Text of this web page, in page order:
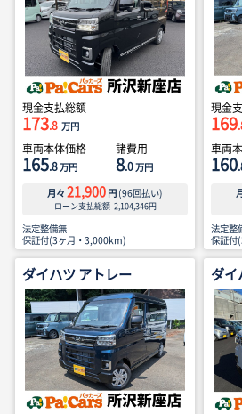
現金支払総額
173.8 万円
車両本体価格
165.8万円
諸費用
8.0万円
月々 21,900 円 (96回払い)
ローン支払総額 2,104,346円
法定整備無
保証付(3ヶ月・3,000km)
現金
169
車両
160
法定整
保証付
ダイハツ アトレー ダイ